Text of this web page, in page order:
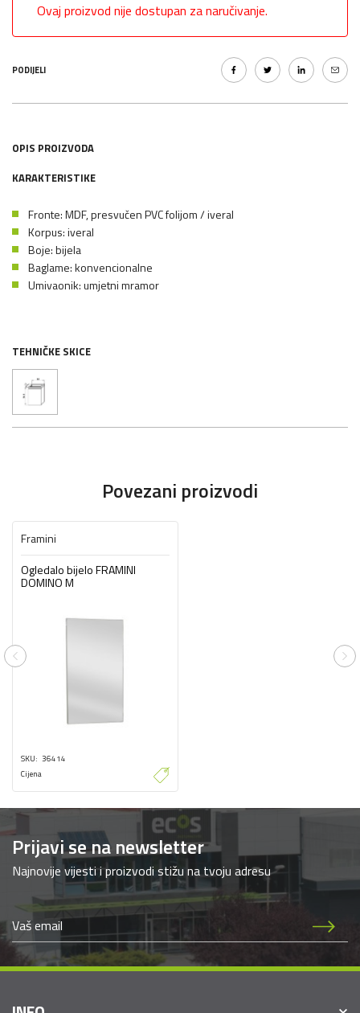
Ovaj proizvod nije dostupan za naručivanje.
PODIJELI
OPIS PROIZVODA
KARAKTERISTIKE
Fronte: MDF, presvučen PVC folijom / iveral
Korpus: iveral
Boje: bijela
Baglame: konvencionalne
Umivaonik: umjetni mramor
TEHNIČKE SKICE
Povezani proizvodi
Framini
Ogledalo bijelo FRAMINI
DOMINO M
SKU 36414
Cijena
Previous
Prijavi se na newsletter
Najnovije vijesti i proizvodi stižu na tvoju adresu